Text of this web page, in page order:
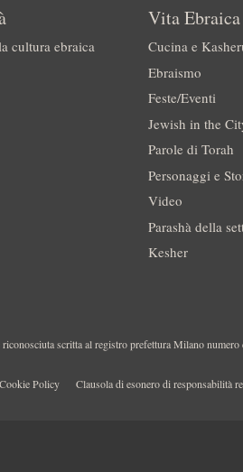
cultura ebraica
Vita Ebraica
Cucina e
Ebraismo
Feste/Eventi
Jewish in the
Parole di Torah
Personaggi e
Video
Parashà della
Kesher
scritta al registro prefettura Milano numero
Cookie Policy Clausola di esonero di responsabilità